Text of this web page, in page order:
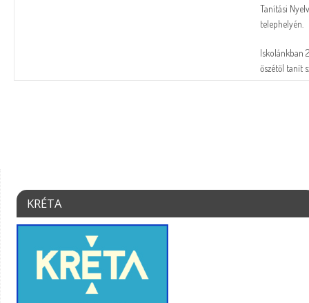
Tanítási
telephelyén.
Iskolánkban
őszétől tanít
KRÉTA